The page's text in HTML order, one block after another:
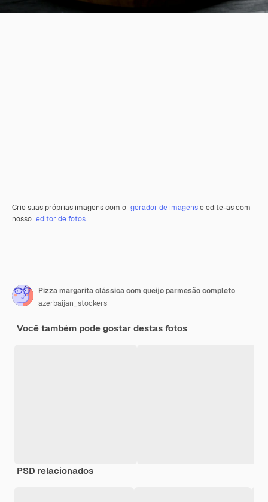
Crie suas próprias imagens com o gerador de imagense edite-as com
nosso editor de fotos.
Pizza margarita clássica com queijo parmesão completo
azerbaijan_stockers
Você também pode gostar destas fotos
PSD relacionados